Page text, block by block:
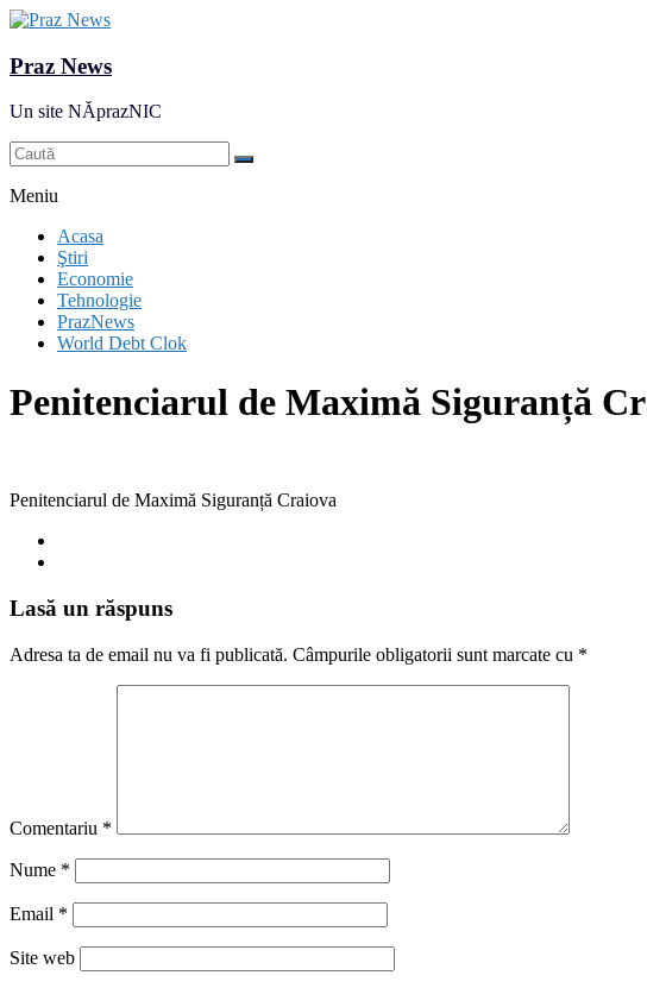
Praz News
Un site NĂprazNIC
Meniu
Acasa
Ştiri
Economie
Tehnologie
PrazNews
World Debt Clok
Penitenciarul de Maximă Siguranță
Penitenciarul de Maximă Siguranță Craiova
Lasă un răspuns
Adresa ta de email nu va fi publicată. Câmpurile obligatorii sunt marcate cu *
Comentariu *
Nume *
Email *
Site web